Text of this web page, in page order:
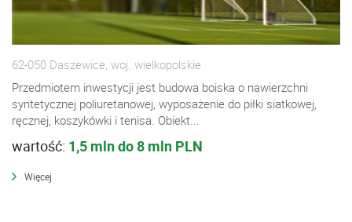
62-050 Daszewice, woj. wielkopolskie
Przedmiotem inwestycji jest budowa boiska o nawierzchni
syntetycznej poliuretanowej, wyposażenie do piłki siatkowej,
ręcznej, koszykówki i tenisa. Obiekt...
wartość: 1,5 mln do 8 mln PLN
Więcej